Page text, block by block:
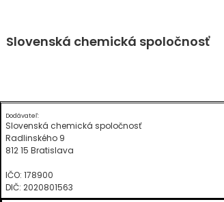
to
Slovenská chemická spoločnosť
Dodávateľ:
Slovenská chemická spoločnosť
Radlinského 9
812 15 Bratislava
IČO: 178900
DIČ: 2020801563